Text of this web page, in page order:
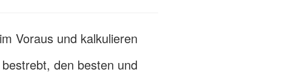
Voraus und kalkulieren
den besten und